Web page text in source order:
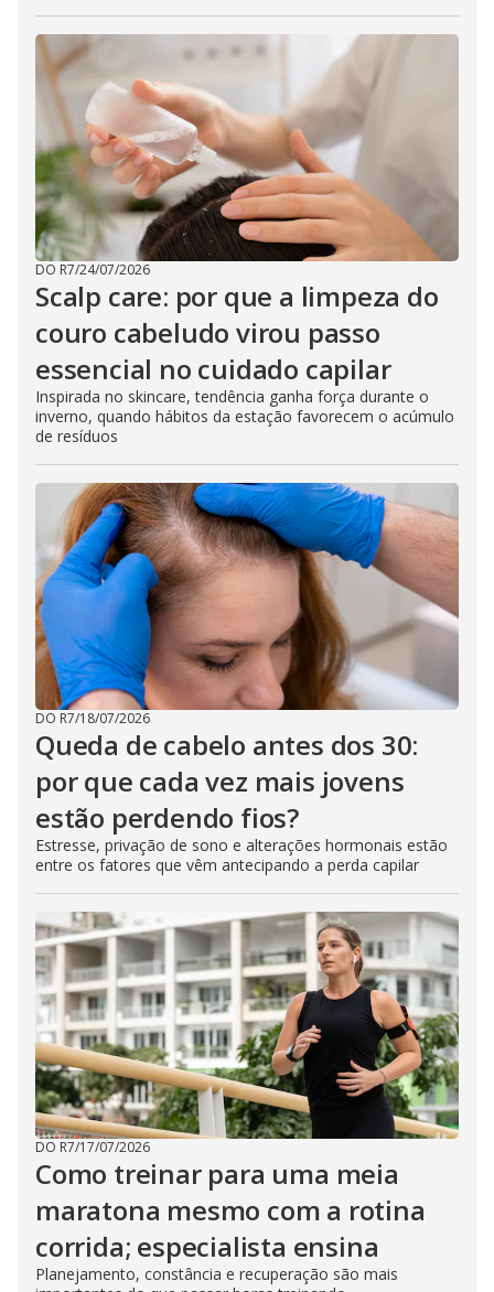
DO R7/24/07/2026
Scalp care: por que a limpeza do
couro cabeludo virou passo
essencial no cuidado capilar
Inspirada no skincare, tendência ganha força durante o
inverno, quando hábitos da estação favorecem o acúmulo
de resíduos
DO R7/18/07/2026
Queda de cabelo antes dos 30:
por que cada vez mais jovens
estão perdendo fios?
Estresse, privação de sono e alterações hormonais estão
entre os fatores que vêm antecipando a perda capilar
DO R7/17/07/2026
Como treinar para uma meia
maratona mesmo com a rotina
corrida; especialista ensina
Planejamento, constância e recuperação são mais